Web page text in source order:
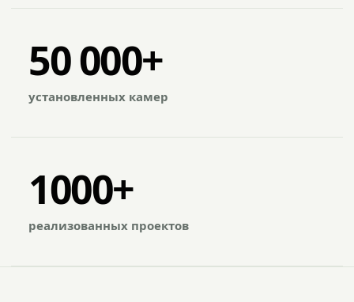
50 000+
установленных камер
1000+
реализованных проектов